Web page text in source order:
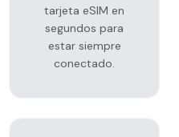
tarjeta eSIM en
segundos para
estar siempre
conectado.